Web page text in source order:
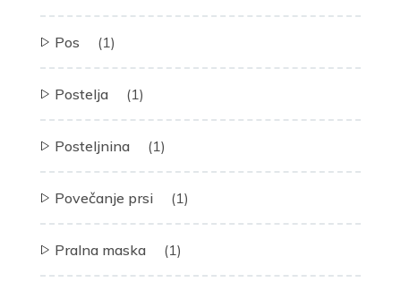
Pos (1)
Postelja (1)
Posteljnina (1)
Povečanje prsi (1)
Pralna maska (1)